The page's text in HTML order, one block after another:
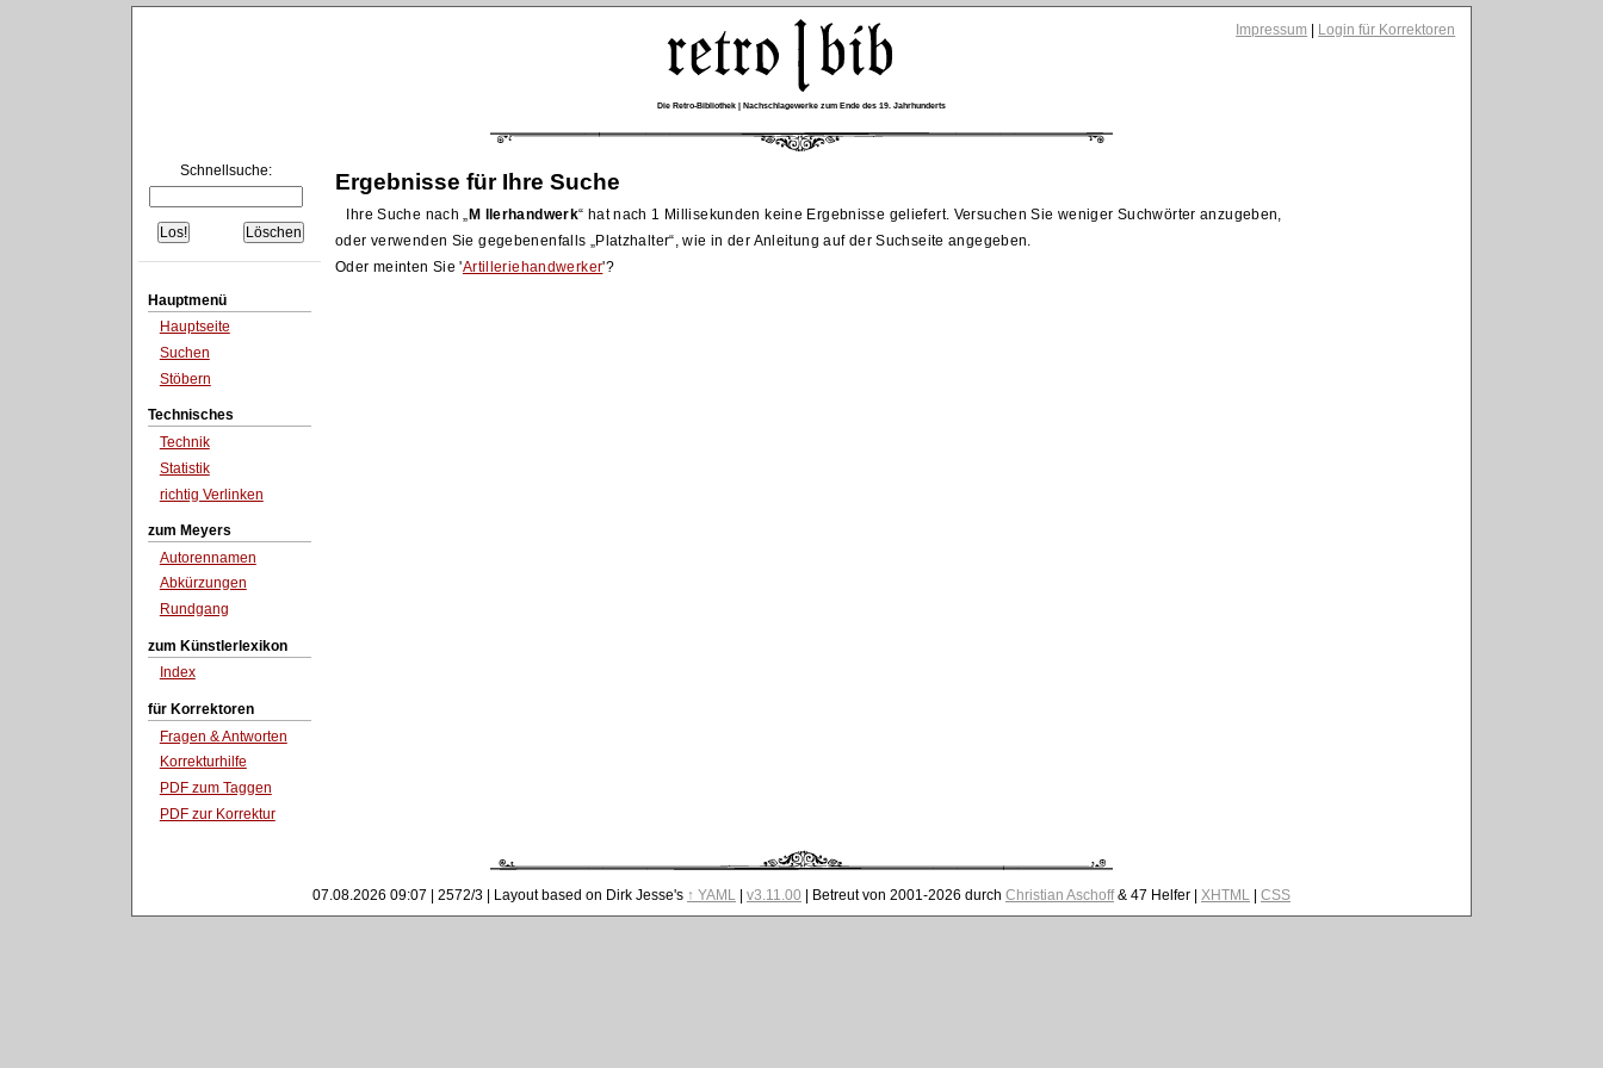
Impressum Login für Korrektoren
Die Retro-Bibliothek | Nachschlagewerke zum Ende des 19. Jahrhunderts
Schnellsuche:
Hauptmenü
Hauptseite
Suchen
Stöbern
Technisches
Technik
Statistik
richtig Verlinken
zum Meyers
Autorennamen
Abkürzungen
Rundgang
zum Künstlerlexikon
Index
für Korrektoren
Fragen & Antworten
Korrekturhilfe
PDF zum Taggen
PDF zur Korrektur
Ergebnisse für Ihre Suche
Ihre Suche nach M llerhandwerk
hat nach 1 Millisekunden keine Ergebnisse geliefert. Versuchen Sie weniger Suchwörter anzugeben,
oder verwenden Sie gegebenenfalls
Platzhalter , wie in der Anleitung auf der Suchseite angegeben.
Oder meinten Sie 'Artilleriehandwerker'?
07.08.2026 09:07 | 2572/3 | Layout based on Dirk Jesse's ↑ YAML| v3.11.00 | Betreut von 2001-2026 durch Christian Aschoff& 47 Helfer | XHTML| CSS